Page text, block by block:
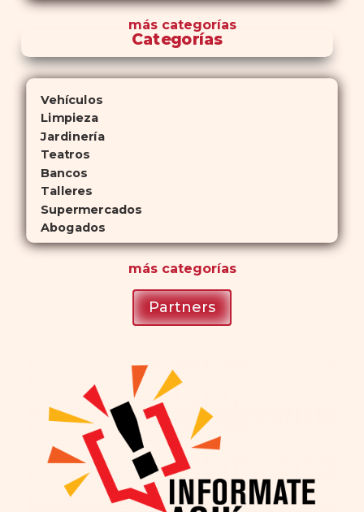
máscategorías
Categorías
Vehículos
Limpieza
Jardinería
Teatros
Bancos
Talleres
Supermercados
Abogados
máscategorías
Partners